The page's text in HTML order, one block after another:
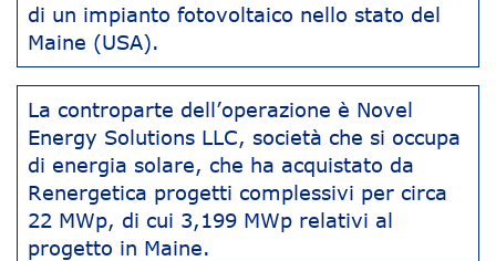
di un impianto fotovoltaico nello stato del
Maine (USA).
La controparte dell’operazione è Novel
Energy Solutions LLC, società che si occupa
di energia solare, che ha acquistato da
Renergetica progetti complessivi per circa
22 MWp, di cui 3,199 MWp relativi al
progetto in Maine.